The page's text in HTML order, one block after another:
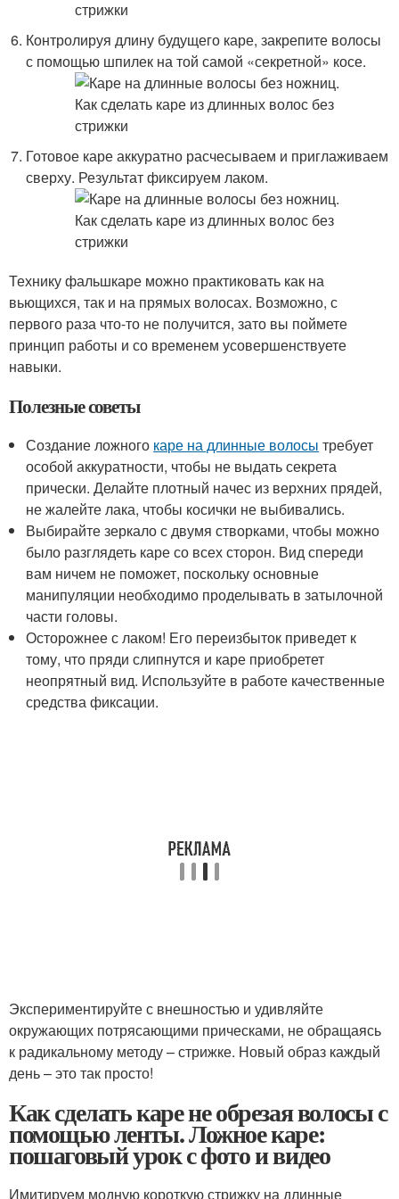
Контролируя длину будущего каре, закрепите волосы
с помощью шпилек на той самой «секретной» косе.
Готовое каре аккуратно расчесываем и приглаживаем
сверху. Результат фиксируем лаком.
Технику фальшкаре можно практиковать как на
вьющихся, так и на прямых волосах. Возможно, с
первого раза что-то не получится, зато вы поймете
принцип работы и со временем усовершенствуете
навыки.
Полезные советы
Создание ложного каре на длинные волосы требует
особой аккуратности, чтобы не выдать секрета
прически. Делайте плотный начес из верхних прядей,
не жалейте лака, чтобы косички не выбивались.
Выбирайте зеркало с двумя створками, чтобы можно
было разглядеть каре со всех сторон. Вид спереди
вам ничем не поможет, поскольку основные
манипуляции необходимо проделывать в затылочной
части головы.
Осторожнее с лаком! Его переизбыток приведет к
тому, что пряди слипнутся и каре приобретет
неопрятный вид. Используйте в работе качественные
средства фиксации.
Экспериментируйте с внешностью и удивляйте
окружающих потрясающими прическами, не обращаясь
к радикальному методу – стрижке. Новый образ каждый
день – это так просто!
Как сделать каре не обрезая волосы с
помощью ленты. Ложное каре:
пошаговый урок с фото и видео
Имитируем модную короткую стрижку на длинные